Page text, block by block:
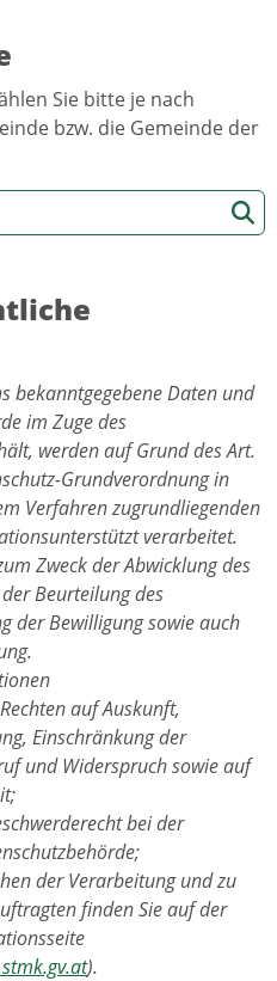
Sie bitte je nach
bzw. die Gemeinde der
bekanntgegebene Daten und
im Zuge des
werden auf Grund des Art.
Grundverordnung in
Verfahren zugrundliegenden
verarbeitet.
Zweck der Abwicklung des
Beurteilung des
der Bewilligung sowie auch
auf Auskunft,
Einschränkung der
und Widerspruch sowie auf
bei der
der Verarbeitung und zu
finden Sie auf der
).